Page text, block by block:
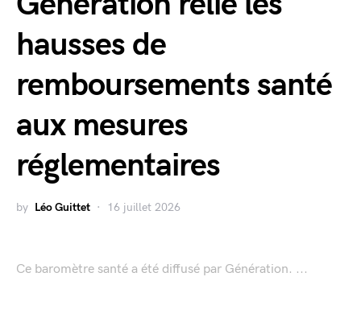
hausses de
remboursements santé
aux mesures
réglementaires
by Léo Guittet 16 juillet 2026
Ce baromètre santé a été diffusé par Génération. ...